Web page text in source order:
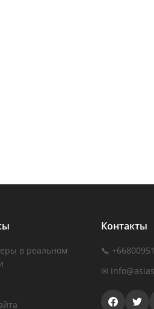
в реальном
Контакты
📞
✉